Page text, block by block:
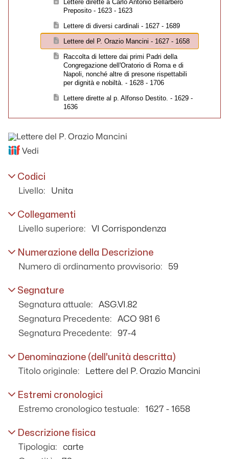
Lettere dirette a Carlo Antonio Bellarbero
Preposito - 1623 - 1623
Lettere di diversi cardinali - 1627 - 1689
Lettere del P. Orazio Mancini - 1627 - 1658
Raccolta di lettere dai primi Padri della
Congregazione dell'Oratorio di Roma e di
Napoli, nonché altre di presone rispettabili
per dignità e nobiltà. - 1628 - 1706
Lettere dirette al p. Alfonso Destito. - 1629 -
1636
Lettere del Senato e Capitolo di Messina
per chiedere di inviare padri per la
1633
Lettere dirette al padre Giovan Tommaso
Documenti relativi alla Chiesa di Santa
Brigida - 1636 - 1636
Lettere dirette al p. Orazio Mancini - 1636 -
1637
Corrispondenza diversa - 1641 - 1700
abbadessa del SS.mo Salvatore di Capri -
1666 - 1683
Lettere a Rutilio Sulli e altri - 1686 - 1715
Lettere del secolo XVII, cartulate e
Vedi
Codici
Livello: Unita
Collegamenti
Livello superiore: VI Corrispondenza
Numerazione della Descrizione
Numero di ordinamento provvisorio: 59
Segnature
Segnatura attuale:
ASG.VI.82
Segnatura Precedente:
ACO 981 6
Segnatura Precedente:
97-4
Denominazione (dell'unità descritta)
Titolo originale: Lettere del P. Orazio Mancini
Estremi cronologici
Estremo cronologico testuale: 1627 - 1658
Descrizione fisica
Tipologia:
carte